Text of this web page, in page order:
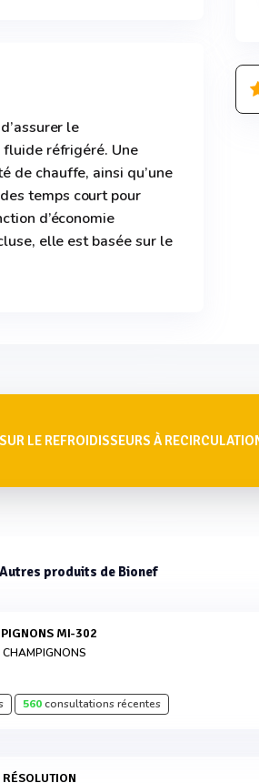
le
fluide réfrigéré. Une
de chauffe, ainsi qu’une
temps court pour
d’économie
elle est basée sur le
LE REFROIDISSEURS À
Autres produits de Bionef
MI-302
CHAMPIGNONS
560consultations récentes
RÉSOLUTION